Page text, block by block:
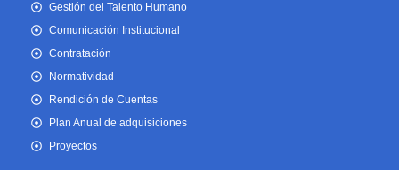
Gestión del Talento Humano
Comunicación Institucional
Contratación
Normatividad
Rendición de Cuentas
Plan Anual de adquisiciones
Proyectos